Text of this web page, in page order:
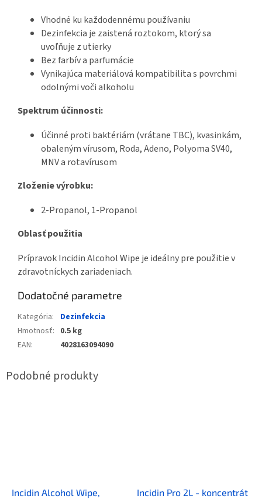
Vhodné ku každodennému používaniu
Dezinfekcia je zaistená roztokom, ktorý sa
uvoľňuje z utierky
Bez farbív a parfumácie
Vynikajúca materiálová kompatibilita s povrchmi
odolnými voči alkoholu
Spektrum účinnosti:
Účinné proti baktériám (vrátane TBC), kvasinkám,
obaleným vírusom, Roda, Adeno, Polyoma SV40,
MNV a rotavírusom
Zloženie výrobku:
2-Propanol, 1-Propanol
Oblasť použitia
Prípravok Incidin Alcohol Wipe je ideálny pre použitie v
zdravotníckych zariadeniach.
Dodatočné parametre
Kategória:
Dezinfekcia
Hmotnosť: 0.5 kg
EAN: 4028163094090
Incidin Alcohol Wipe,
Incidin Pro 2L - koncentrát